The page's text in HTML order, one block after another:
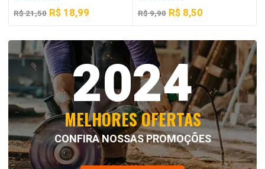
R$21,50 O
original
era:
R$ 21,50.
R$ 18,99
atual
é:
R$ 18,99.
R$9,90 O
original
era:
R$ 9,90.
R$8,50O
atual
é:
R$ 8,50.
2024
MELHORES OFERTAS
CONFIRA NOSSAS PROMOÇÕES